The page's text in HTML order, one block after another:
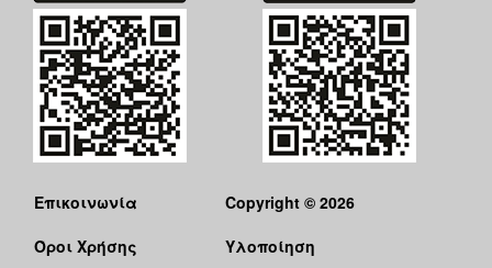
Επικοινωνία
Όροι Χρήσης
Copyright © 2026
Υλοποίηση